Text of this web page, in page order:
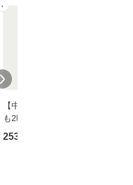
7
【中古】 知識ゼロで
も2時間で決算書が読
めるようになる！ 会
253